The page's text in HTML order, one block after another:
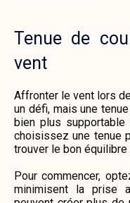
Tenue de
vent
Affronter le vent lors
un défi, mais une
bien plus
choisissez une tenue
trouver le bon
Pour commencer,
minimisent la prise